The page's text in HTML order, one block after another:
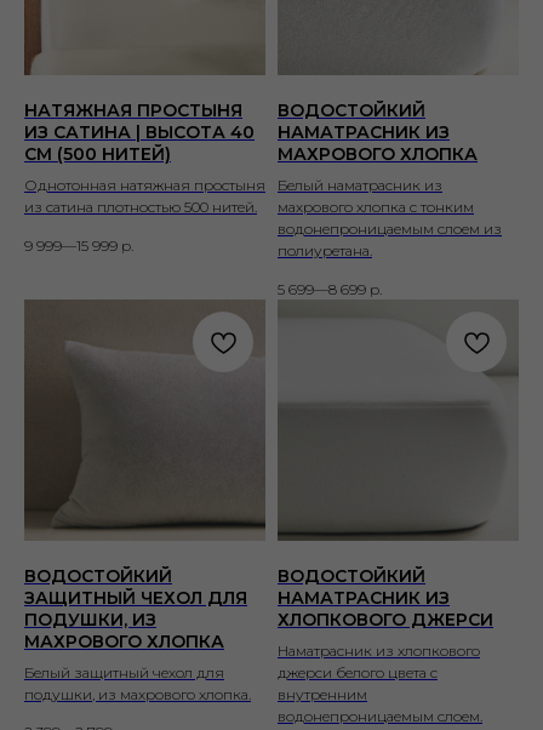
НАТЯЖНАЯ ПРОСТЫНЯ
ИЗ САТИНА | ВЫСОТА 40
СМ (500 НИТЕЙ)
Однотонная натяжная простыня
из сатина плотностью 500 нитей.
9 999—15 999 р.
ВОДОСТОЙКИЙ
НАМАТРАСНИК ИЗ
МАХРОВОГО ХЛОПКА
Белый наматрасник из
махрового хлопка с тонким
водонепроницаемым слоем из
полиуретана.
5 699—8 699 р.
ВОДОСТОЙКИЙ
ЗАЩИТНЫЙ ЧЕХОЛ ДЛЯ
ПОДУШКИ, ИЗ
МАХРОВОГО ХЛОПКА
Белый защитный чехол для
подушки, из махрового хлопка.
ВОДОСТОЙКИЙ
НАМАТРАСНИК ИЗ
ХЛОПКОВОГО ДЖЕРСИ
Наматрасник из хлопкового
джерси белого цвета с
внутренним
водонепроницаемым слоем.